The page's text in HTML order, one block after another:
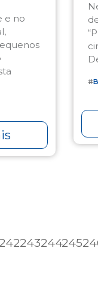
e no
#
242243244245